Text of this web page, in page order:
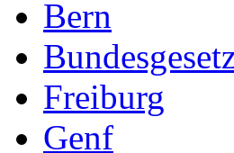
Bern
Freiburg
Genf